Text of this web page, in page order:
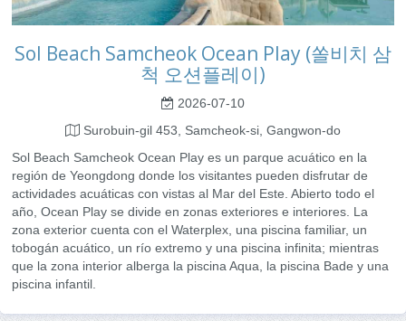
Sol Beach Samcheok Ocean Play (쏠비치 삼
척 오션플레이)
2026-07-10
Surobuin-gil 453, Samcheok-si, Gangwon-do
Sol Beach Samcheok Ocean Play es un parque acuático en la
región de Yeongdong donde los visitantes pueden disfrutar de
actividades acuáticas con vistas al Mar del Este. Abierto todo el
año, Ocean Play se divide en zonas exteriores e interiores. La
zona exterior cuenta con el Waterplex, una piscina familiar, un
tobogán acuático, un río extremo y una piscina infinita; mientras
que la zona interior alberga la piscina Aqua, la piscina Bade y una
piscina infantil.